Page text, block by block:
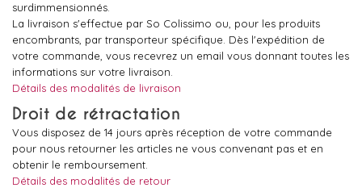
surdimmensionnés.
La livraison s'effectue par So Colissimo ou, pour les produits
encombrants, par transporteur spécifique. Dès l'expédition de
votre commande, vous recevrez un email vous donnant toutes les
informations sur votre livraison.
Détails des modalités de livraison
Droit de rétractation
Vous disposez de 14 jours après réception de votre commande
pour nous retourner les articles ne vous convenant pas et en
obtenir le remboursement.
Détails des modalités de retour